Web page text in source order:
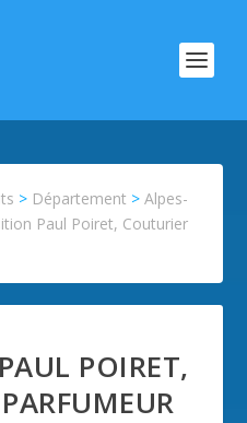
> Département >Alpes-
Paul Poiret, Couturier
POIRET,